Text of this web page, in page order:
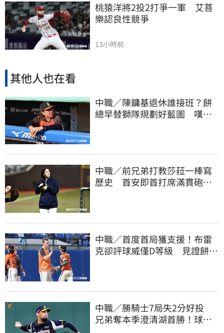
桃猿洋將2投2打爭一軍　艾菩
樂認良性競爭
13小時前
其他人也在看
中職／陳鏞基退休誰接班？餅
總早替獅隊規劃好藍圖 嘆新
中職／前兄弟打教莎菈一棒寫
歷史 首安即首打席滿貫砲！
中職／首度首局獲支援！布雷
克卻評球威僅D等級 見證餅總
中職／勝騎士7局失2分好投
兄弟奪本季澄清湖首勝！球團